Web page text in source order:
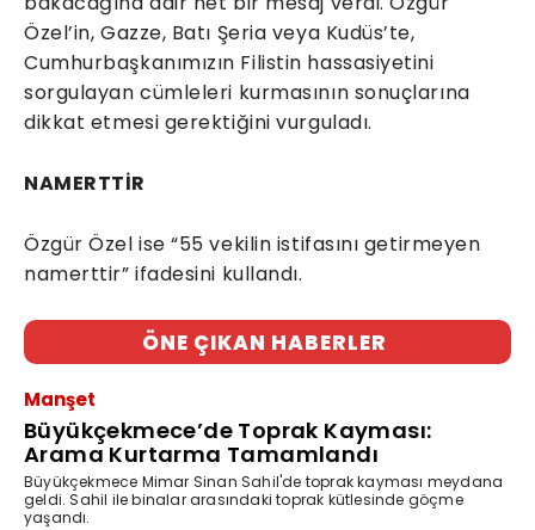
Özel’in, Gazze, Batı Şeria veya Kudüs’te,
Cumhurbaşkanımızın Filistin hassasiyetini
sorgulayan cümleleri kurmasının sonuçlarına
dikkat etmesi gerektiğini vurguladı.
NAMERTTİR
Özgür Özel ise “55 vekilin istifasını getirmeyen
namerttir” ifadesini kullandı.
ÖNE ÇIKAN HABERLER
Manşet
Büyükçekmece’de Toprak Kayması:
Arama Kurtarma Tamamlandı
Büyükçekmece Mimar Sinan Sahil'de toprak kayması meydana
geldi. Sahil ile binalar arasındaki toprak kütlesinde göçme
yaşandı.